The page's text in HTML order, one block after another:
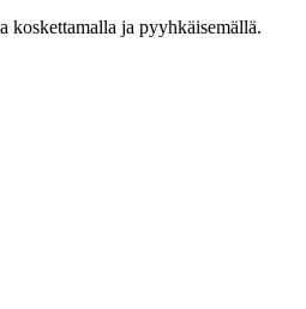
koskettamalla ja pyyhkäisemällä.